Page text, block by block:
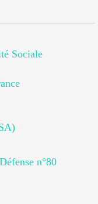
Sociale
n°80